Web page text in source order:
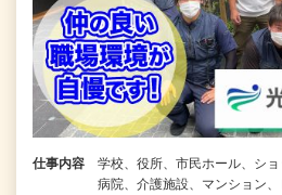
仕事内容
学校、役所、市民ホール、ショ
病院、介護施設、マンション